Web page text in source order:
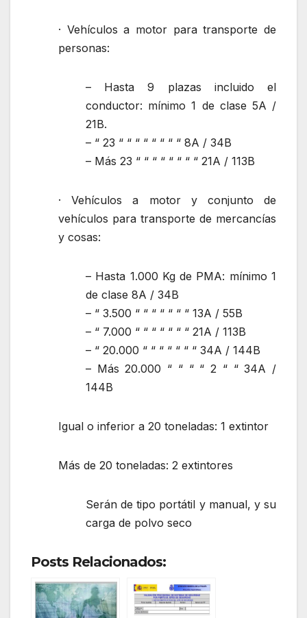
· Vehículos a motor para transporte de
personas:
– Hasta 9 plazas incluido el
conductor: mínimo 1 de clase 5A /
21B.
– “ 23 “ “ “ “ “ “ “ “ 8A / 34B
– Más 23 “ “ “ “ “ “ “ “ 21A / 113B
· Vehículos a motor y conjunto de
vehículos para transporte de mercancías
y cosas:
– Hasta 1.000 Kg de PMA: mínimo 1
de clase 8A / 34B
– “ 3.500 “ “ “ “ “ “ “ 13A / 55B
– “ 7.000 “ “ “ “ “ “ “ 21A / 113B
– “ 20.000 “ “ “ “ “ “ “ 34A / 144B
– Más 20.000 “ “ “ “ 2 “ “ 34A /
144B
Igual o inferior a 20 toneladas: 1 extintor
Más de 20 toneladas: 2 extintores
Serán de tipo portátil y manual, y su
carga de polvo seco
Posts Relacionados: